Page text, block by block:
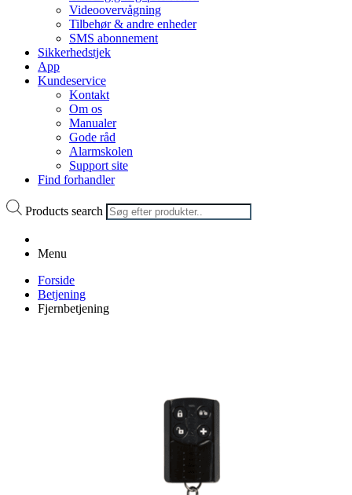
Videoovervågning
Tilbehør & andre enheder
SMS abonnement
Sikkerhedstjek
App
Kundeservice
Kontakt
Om os
Manualer
Gode råd
Alarmskolen
Support site
Find forhandler
Products search
Menu
Forside
Betjening
Fjernbetjening